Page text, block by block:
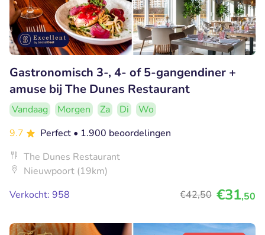
Gastronomisch 3-, 4- of 5-gangendiner +
amuse bij The Dunes Restaurant
Vandaag Morgen Za Di
Wo
9.7
Perfect • 1.900 beoordelingen
The Dunes Restaurant
Nieuwpoort (19km)
Verkocht: 958
€42,50 €31,50